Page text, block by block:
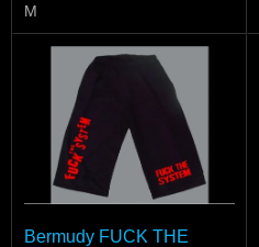
M
Bermudy FUCK THE